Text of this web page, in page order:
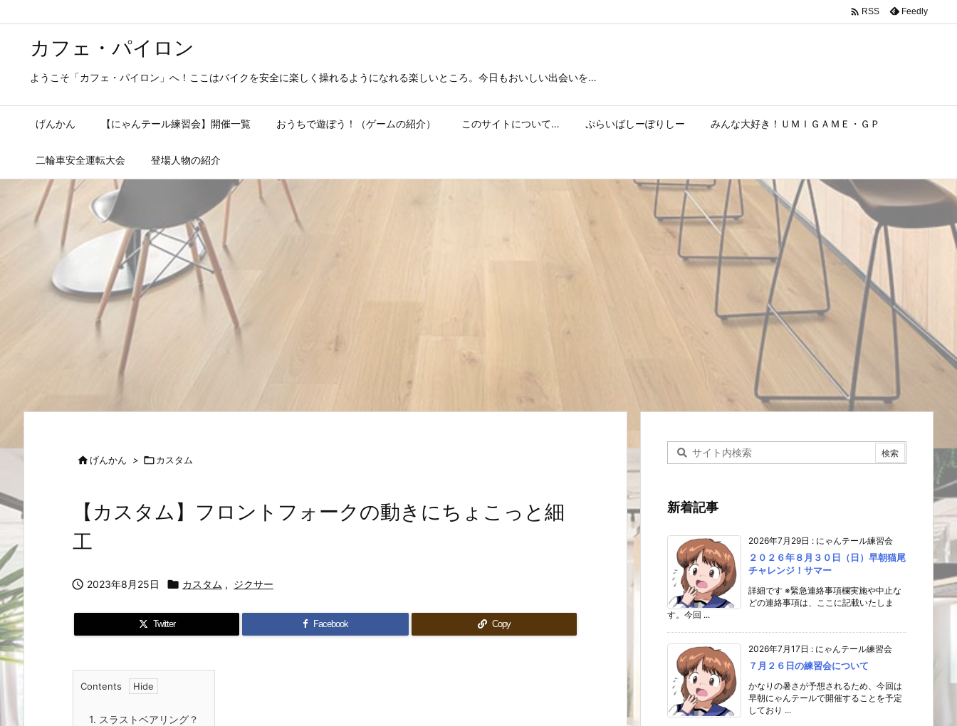
カフェ・パイロン
ようこそ「カフェ・パイロン」へ！ここはバイクを安全に楽しく操れるようになれる楽しいところ。今日もおいしい出会いを…
げんかん 【にゃんテール練習会】開催一覧 おうちで遊ぼう！（ゲームの紹介） このサイトについて… ぷらいばしーぽりしー みんな大好き！ＵＭＩＧＡＭＥ・ＧＰ
二輪車安全運転大会 登場人物の紹介
 RSS Feedly
げんかん > カスタム
【カスタム】フロントフォークの動きにちょこっと細
工
 2023年8月25日  カスタム , ジクサー
Twitter Facebook Copy
Contents
1. スラストベアリング？
新着記事
2026年7月29日 : にゃんテール練習会
２０２６年８月３０日（日）早朝猫尾
チャレンジ！サマー
詳細です ※緊急連絡事項欄実施や中止な
どの連絡事項は、ここに記載いたしま
す。今回 ...
2026年7月17日 : にゃんテール練習会
７月２６日の練習会について
かなりの暑さが予想されるため、今回は
早朝にゃんテールで開催することを予定
しており ...